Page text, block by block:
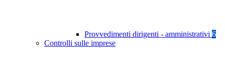
Provvedimenti dirigenti - amministrativi 6
Controlli sulle imprese